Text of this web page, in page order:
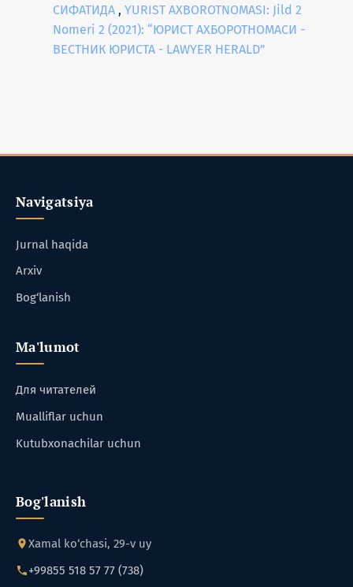
СИФАТИДА , YURIST AXBOROTNOMASI: Jild 2
Nomeri 2 (2021): “ЮРИСТ АХБОРОТНОМАСИ -
ВЕСТНИК ЮРИСТА - LAWYER HERALD”
Navigatsiya
Jurnal haqida
Arxiv
Bog‘lanish
Ma'lumot
Для читателей
Mualliflar uchun
Kutubxonachilar uchun
Bog'lanish
Xamal ko‘chasi, 29-v uy
+99855 518 57 77 (738)